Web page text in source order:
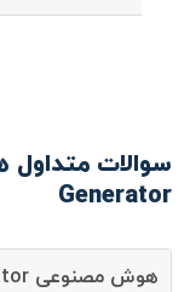
Generator
هوش مصنوعی Call Sign Generator چیست؟